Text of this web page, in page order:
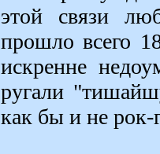
этой связи
прошло всего
искренне
ругали
как бы и не рок-